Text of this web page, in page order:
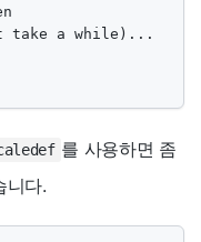
take a while)...
를 사용하면 좀
니다.